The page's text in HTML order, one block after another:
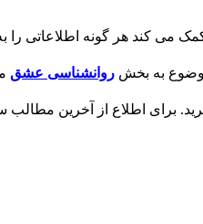
می کند هر گونه اطلاعاتی
به بخش روانشناسی عشق
برای اطلاع از آخرین مطالب